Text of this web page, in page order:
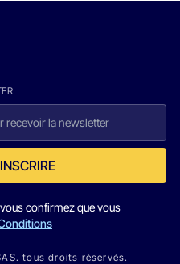
confirmez que vous
tous droits réservés.